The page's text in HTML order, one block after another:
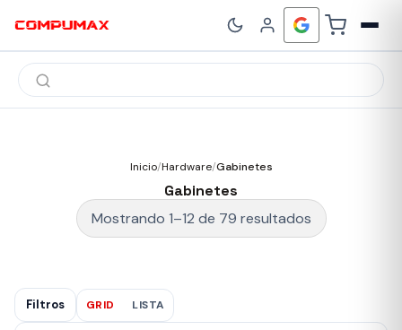
Búsqueda
de
productos
Inicio/Hardware/Gabinetes
Gabinetes
Mostrando 1–12 de 79 resultados
Filtros GRID LISTA